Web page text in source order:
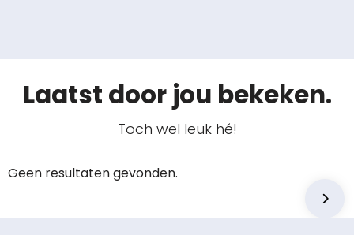
Laatst door jou bekeken.
Toch wel leuk hé!
Geen resultaten gevonden.